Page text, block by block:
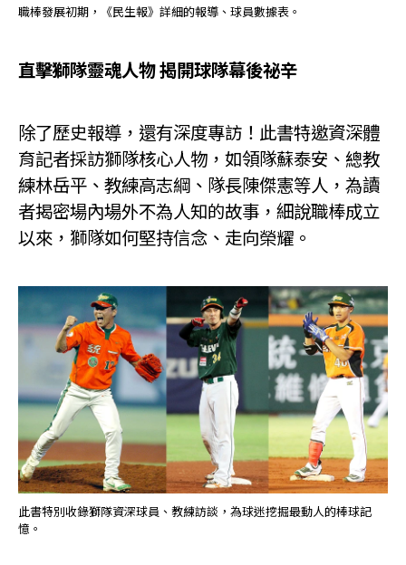
職棒發展初期，《民生報》詳細的報導、球員數據表。
直擊獅隊靈魂人物 揭開球隊幕後祕辛
除了歷史報導，還有深度專訪！此書特邀資深體
育記者採訪獅隊核心人物，如領隊蘇泰安、總教
練林岳平、教練高志綱、隊長陳傑憲等人，為讀
者揭密場內場外不為人知的故事，細說職棒成立
以來，獅隊如何堅持信念、走向榮耀。
此書特別收錄獅隊資深球員、教練訪談，為球迷挖掘最動人的棒球記
憶。